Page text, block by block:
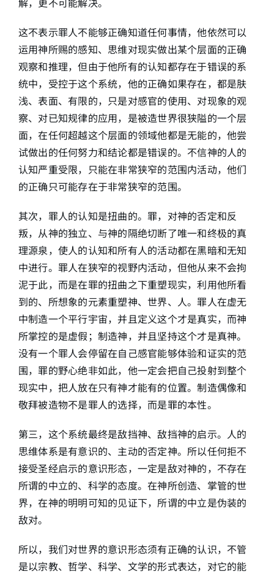
这不表示罪人不能够正确知道任何事情，他依然可以
运用神所赐的感知、思维对现实做出某个层面的正确
观察和推理，但由于他所有的认知都存在于错误的系
统中，受控于这个系统，他的正确如果存在，都是肤
浅、表面、有限的，只是对感官的使用、对现象的观
察、对已知规律的应用，是被造世界很狭隘的一个层
面，在任何超越这个层面的领域他都是无能的，他尝
试做出的任何努力和结论都是错误的。不信神的人的
认知严重受限，只能在非常狭窄的范围内活动，他们
的正确只可能存在于非常狭窄的范围。
其次，罪人的认知是扭曲的。罪，对神的否定和反
叛，从神的独立、与神的隔绝切断了唯一和终极的真
理源泉，使人的认知和所有人的活动都在黑暗和无知
中进行。罪人在狭窄的视野内活动，但他从来不会拘
泥于此，而是在罪的扭曲之下重塑现实，利用他所看
到的、所想象的元素重塑神、世界、人。罪人在虚无
中制造一个平行宇宙，并且定义这个才是真实，而神
所掌控的是虚假；制造神，并且坚持这个才是真神。
没有一个罪人会停留在自己感官能够体验和证实的范
围，罪的野心绝非如此，他一定会把自己投射到整个
现实中，把人放在只有神才能有的位置。制造偶像和
敬拜被造物不是罪人的选择，而是罪的本性。
第三，这个系统最终是敌挡神、敌挡神的启示。人的
思维体系是有意识的、主动的否定神。所以任何拒不
接受圣经启示的意识形态，一定是敌对神的，不存在
所谓的中立的、科学的态度。在神所创造、掌管的世
界，在神的明明可知的见证下，所谓的中立是伪装的
敌对。
所以，我们对世界的意识形态须有正确的认识，不管
是以宗教、哲学、科学、文学的形式表达，对它的能